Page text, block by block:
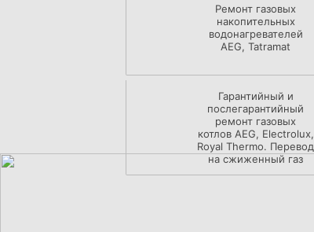
Ремонт газовых
накопительных
водонагревателей
AEG, Tatramat
Гарантийный и
послегарантийный
ремонт газовых
котлов AEG, Electrolux,
Royal Thermo. Перевод
на сжиженный газ